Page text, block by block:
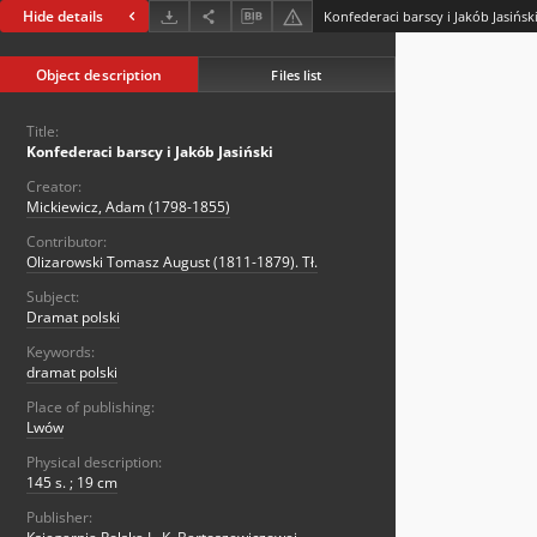
Hide details Konfederaci barscy i Jakób Jasiński
Object description Files list
Title:
Konfederaci barscy i Jakób Jasiński
Creator:
Mickiewicz, Adam (1798-1855)
Contributor:
Olizarowski Tomasz August (1811-1879). Tł.
Subject:
Dramat polski
Keywords:
dramat polski
Place of publishing:
Lwów
Physical description:
145 s. ; 19 cm
Publisher: